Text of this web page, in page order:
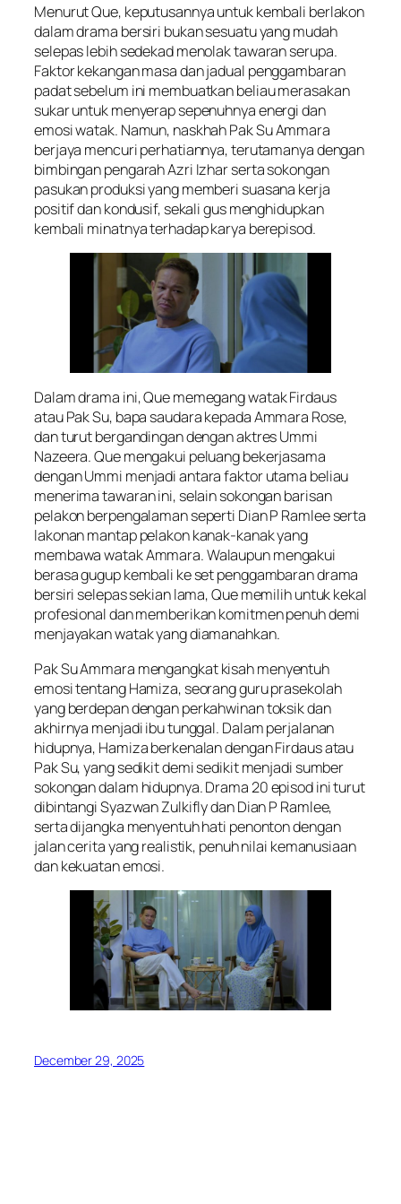
Menurut Que, keputusannya untuk kembali berlakon
dalam drama bersiri bukan sesuatu yang mudah
selepas lebih sedekad menolak tawaran serupa.
Faktor kekangan masa dan jadual penggambaran
padat sebelum ini membuatkan beliau merasakan
sukar untuk menyerap sepenuhnya energi dan
emosi watak. Namun, naskhahPak Su Ammara
berjaya mencuri perhatiannya, terutamanya dengan
bimbingan pengarah Azri Izhar serta sokongan
pasukan produksi yang memberi suasana kerja
positif dan kondusif, sekali gus menghidupkan
kembali minatnya terhadap karya berepisod.
Dalam drama ini, Que memegang watak Firdaus
atau Pak Su, bapa saudara kepada Ammara Rose,
dan turut bergandingan dengan aktres Ummi
Nazeera. Que mengakui peluang bekerjasama
dengan Ummi menjadi antara faktor utama beliau
menerima tawaran ini, selain sokongan barisan
pelakon berpengalaman seperti Dian P Ramlee serta
lakonan mantap pelakon kanak-kanak yang
membawa watak Ammara. Walaupun mengakui
berasa gugup kembali ke set penggambaran drama
bersiri selepas sekian lama, Que memilih untuk kekal
profesional dan memberikan komitmen penuh demi
menjayakan watak yang diamanahkan.
Pak Su Ammara mengangkat kisah menyentuh
emosi tentang Hamiza, seorang guru prasekolah
yang berdepan dengan perkahwinan toksik dan
akhirnya menjadi ibu tunggal. Dalam perjalanan
hidupnya, Hamiza berkenalan dengan Firdaus atau
Pak Su, yang sedikit demi sedikit menjadi sumber
sokongan dalam hidupnya. Drama 20 episod ini turut
dibintangi Syazwan Zulkifly dan Dian P Ramlee,
serta dijangka menyentuh hati penonton dengan
jalan cerita yang realistik, penuh nilai kemanusiaan
dan kekuatan emosi.
December 29, 2025